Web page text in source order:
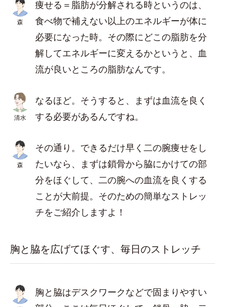
森
痩せる＝脂肪が分解される時というのは、
食べ物で補えない以上のエネルギーが体に
必要になった時。その際にどこの脂肪を分
解してエネルギーに変えるかというと、血
流が良いところの脂肪なんです。
清水
なるほど。そうすると、まずは血流を良く
する必要があるんですね。
森
その通り。できるだけ早く二の腕痩せをし
たいなら、まずは鎖骨から脇にかけての部
分をほぐして、二の腕への血流を良くする
ことが大前提。そのための簡単なストレッ
チをご紹介しますよ！
胸と脇を広げてほぐす、毎日のストレッチ
胸と脇はデスクワークなどで固まりやすい